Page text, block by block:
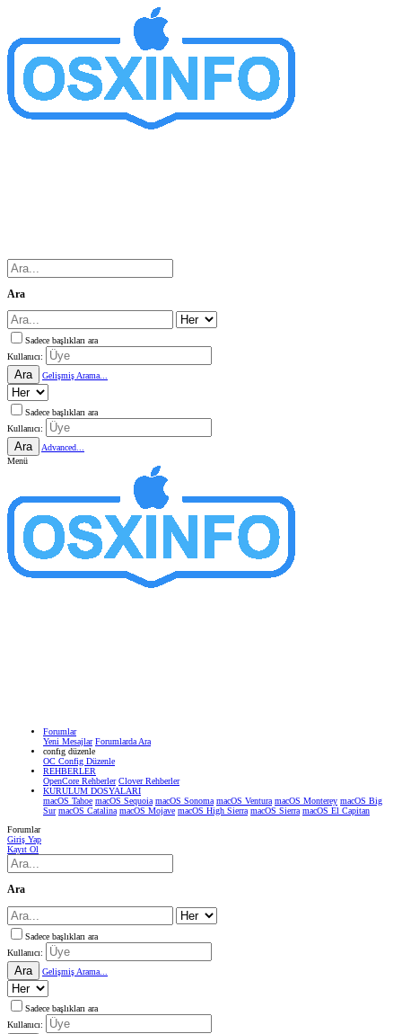
Ara
Sadece başlıkları ara
Kullanıcı:
Ara Gelişmiş Arama...
Sadece başlıkları ara
Kullanıcı:
Ara
Advanced...
Menü
Forumlar
Yeni Mesajlar Forumlarda Ara
confıg düzenle
OC Config Düzenle
REHBERLER
OpenCore Rehberler Clover Rehberler
KURULUM DOSYALARI
macOS Tahoe macOS Sequoia macOS Sonoma macOS Ventura macOS Monterey macOS Big
Sur macOS Catalina macOS Mojave macOS High Sierra macOS Sierra macOS El Capitan
Forumlar
Giriş Yap
Kayıt Ol
Ara
Sadece başlıkları ara
Kullanıcı:
Ara Gelişmiş Arama...
Sadece başlıkları ara
Kullanıcı: